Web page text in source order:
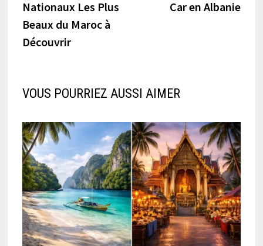
l’article
Nationaux Les Plus
Beaux du Maroc à
Découvrir
Car en Albanie
VOUS POURRIEZ AUSSI AIMER